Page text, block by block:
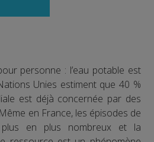
personne : l’eau potable est
Unies estiment que 40 %
est déjà concernée par des
en France, les épisodes de
en plus nombreux et la